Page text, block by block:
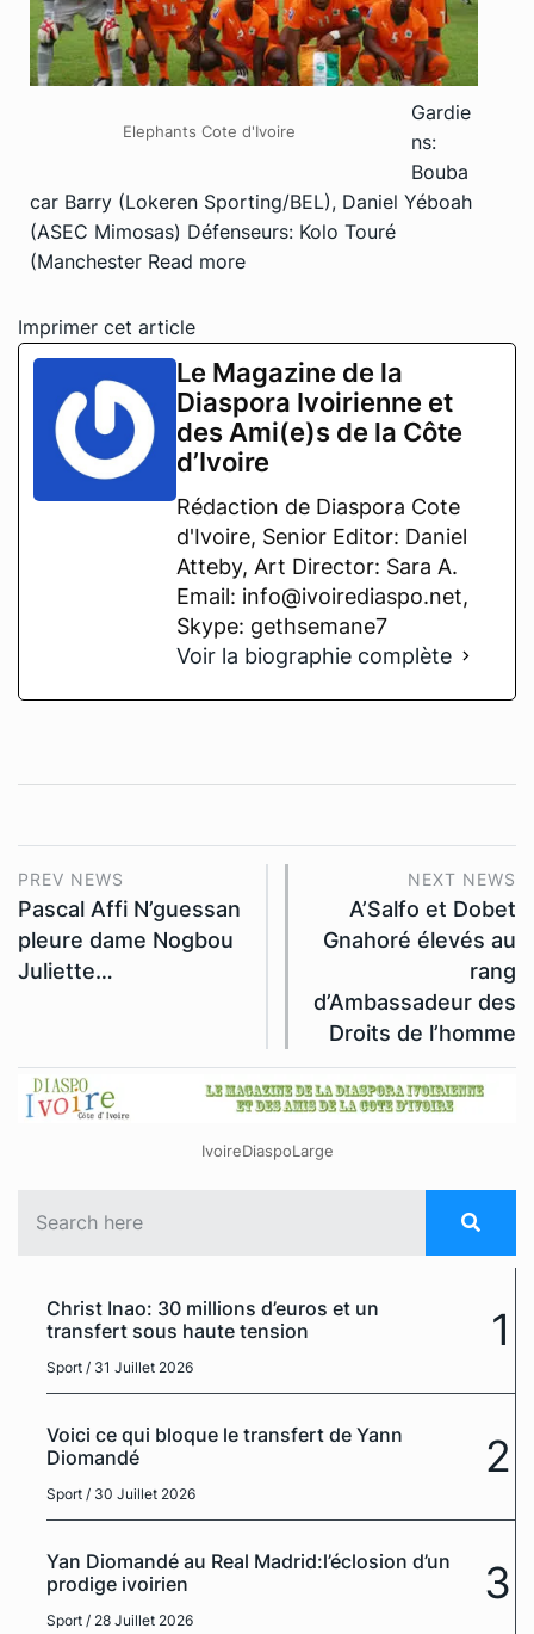
Elephants Cote d'Ivoire
Gardie
ns:
Bouba
car Barry (Lokeren Sporting/BEL), Daniel Yéboah
(ASEC Mimosas) Défenseurs: Kolo Touré
(Manchester Read more
Imprimer cet article
Le Magazine de la
Diaspora Ivoirienne et
des Ami(e)s de la Côte
d’Ivoire
Rédaction de Diaspora Cote
d'Ivoire, Senior Editor: Daniel
Atteby, Art Director: Sara A.
Email: info@ivoirediaspo.net,
Skype: gethsemane7
Voir la biographie complète
PREV NEWS
Pascal Affi N’guessan
pleure dame Nogbou
Juliette…
NEXT NEWS
A’Salfo et Dobet
Gnahoré élevés au
rang
d’Ambassadeur des
Droits de l’homme
IvoireDiaspoLarge
Christ Inao: 30 millions d’euros et un
transfert sous haute tension
Sport / 31 Juillet 2026
1
Voici ce qui bloque le transfert de Yann
Diomandé
Sport / 30 Juillet 2026
2
Yan Diomandé au Real Madrid:l’éclosion d’un
prodige ivoirien
Sport / 28 Juillet 2026
3